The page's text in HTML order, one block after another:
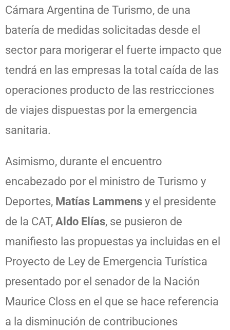
Cámara Argentina de Turismo, de una
batería de medidas solicitadas desde el
sector para morigerar el fuerte impacto que
tendrá en las empresas la total caída de las
operaciones producto de las restricciones
de viajes dispuestas por la emergencia
sanitaria.
Asimismo, durante el encuentro
encabezado por el ministro de Turismo y
Deportes, Matías Lammens y el presidente
de la CAT, Aldo Elías, se pusieron de
manifiesto las propuestas ya incluidas en el
Proyecto de Ley de Emergencia Turística
presentado por el senador de la Nación
Maurice Closs en el que se hace referencia
a la disminución de contribuciones